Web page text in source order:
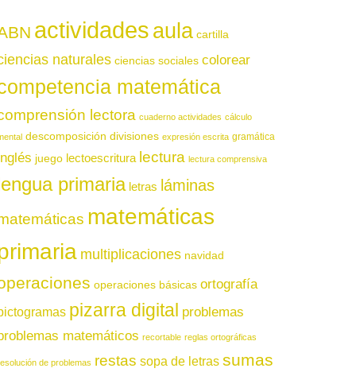
actividadesaula cartilla
naturales ciencias sociales colorear
matemática
lectora cuaderno actividades cálculo
descomposición divisiones expresión escrita gramática
juego lectoescritura lectura lectura comprensiva
primaria letras láminas
matemáticas
multiplicaciones navidad
operaciones básicas ortografía
pizarra digital problemas
matemáticos recortable reglas ortográficas
de problemas restas sopa de letras sumas